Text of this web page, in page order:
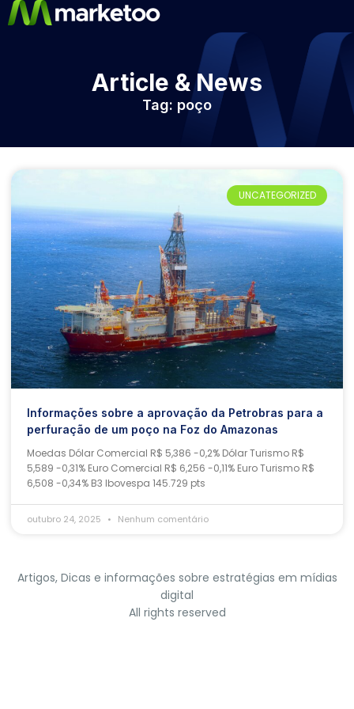
Article & News
Tag: poço
UNCATEGORIZED
Informações sobre a aprovação da Petrobras para a
perfuração de um poço na Foz do Amazonas
Moedas Dólar Comercial R$ 5,386 -0,2% Dólar Turismo R$
5,589 -0,31% Euro Comercial R$ 6,256 -0,11% Euro Turismo R$
6,508 -0,34% B3 Ibovespa 145.729 pts
outubro 24, 2025 Nenhum comentário
Artigos, Dicas e informações sobre estratégias em mídias
digital
All rights reserved